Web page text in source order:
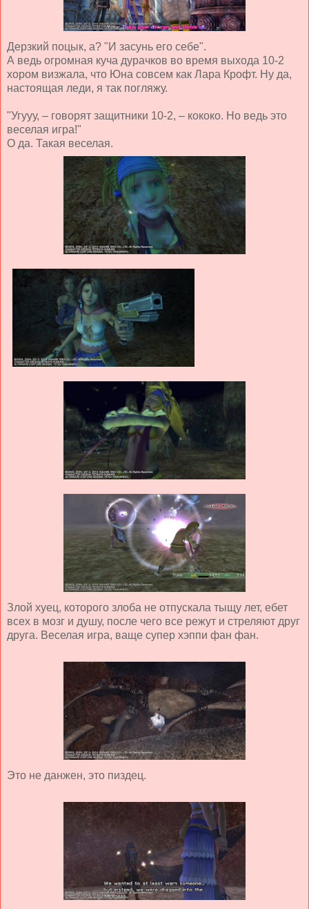
Дерзкий поцык, а? "И засунь его себе".
А ведь огромная куча дурачков во время выхода 10-2
хором визжала, что Юна совсем как Лара Крофт. Ну да,
настоящая леди, я так погляжу.
"Угууу, – говорят защитники 10-2, – кококо. Но ведь это
веселая игра!"
О да. Такая веселая.
Злой хуец, которого злоба не отпускала тыщу лет, ебет
всех в мозг и душу, после чего все режут и стреляют друг
друга. Веселая игра, ваще супер хэппи фан фан.
Это не данжен, это пиздец.